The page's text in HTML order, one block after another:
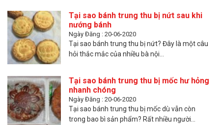
Tại sao bánh trung thu bị nứt sau khi
nướng bánh
Ngày Đăng : 20-06-2020
Tại sao bánh trung thu bị nứt? Đây là một câu
hỏi thắc mắc của nhiều bà nội...
Tại sao bánh trung thu bị mốc hư hỏng
nhanh chóng
Ngày Đăng : 20-06-2020
Tại sao bánh trung thu bị mốc dù vẫn còn
trong bao bì sản phẩm? Rất nhiều người...